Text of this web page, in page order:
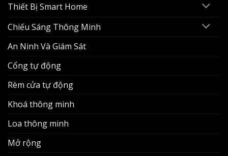
Thiết Bị Smart Home
Chiếu Sáng Thông Minh
An Ninh Và Giám Sát
Cổng tự động
Rèm cửa tự động
Khoá thông minh
Loa thông minh
Mở rộng